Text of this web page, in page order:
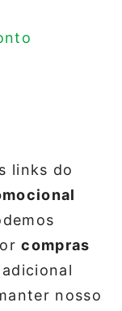
links do
compras
nosso